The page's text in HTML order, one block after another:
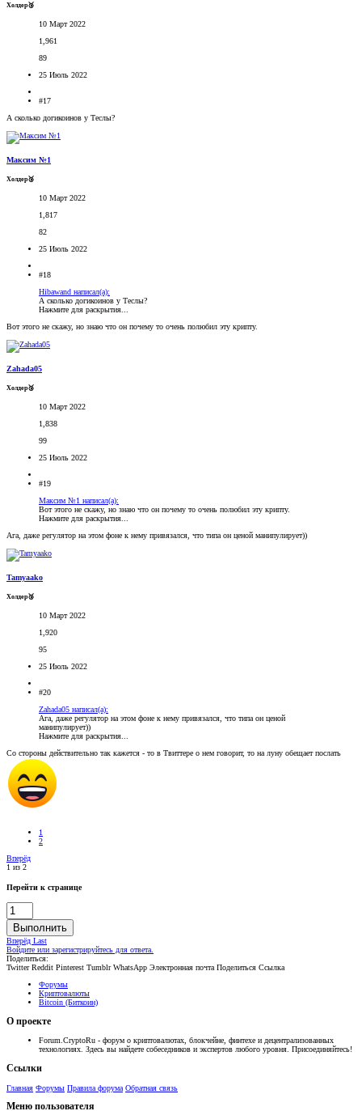
Холдер🥉
10 Март 2022
1,961
89
25 Июль 2022
#17
А сколько догикоинов у Теслы?
Максим №1
Холдер🥉
10 Март 2022
1,817
82
25 Июль 2022
#18
Hibawand написал(а):
А сколько догикоинов у Теслы?
Нажмите для раскрытия...
Вот этого не скажу, но знаю что он почему то очень полюбил эту крипту.
Zahada05
Холдер🥉
10 Март 2022
1,838
99
25 Июль 2022
#19
Максим №1 написал(а):
Вот этого не скажу, но знаю что он почему то очень полюбил эту крипту.
Нажмите для раскрытия...
Ага, даже регулятор на этом фоне к нему привязался, что типа он ценой манипулирует))
Tamyaako
Холдер🥉
10 Март 2022
1,920
95
25 Июль 2022
#20
Zahada05 написал(а):
Ага, даже регулятор на этом фоне к нему привязался, что типа он ценой
манипулирует))
Нажмите для раскрытия...
Со стороны действительно так кажется - то в Твиттере о нем говорит, то на луну обещает послать
1
2
Вперёд
1 из 2
Перейти к странице
Выполнить
Вперёд Last
Войдите или зарегистрируйтесь для ответа.
Поделиться:
Twitter Reddit Pinterest Tumblr WhatsApp Электронная почта Поделиться Ссылка
Форумы
Криптовалюты
Bitcoin (Биткоин)
О проекте
Forum.CryptoRu - форум о криптовалютах, блокчейне, финтехе и децентрализованных
технологиях. Здесь вы найдете собеседников и экспертов любого уровня. Присоединяйтесь!
Ссылки
Главная Форумы Правила форума Обратная связь
Меню пользователя